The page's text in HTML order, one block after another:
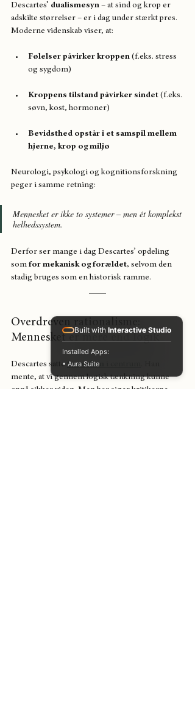
Descartes’ dualismesyn – at sind og krop er
adskilte størrelser – er i dag under stærkt pres.
Moderne videnskab viser, at:
Følelser påvirker kroppen (f.eks. stress
og sygdom)
Kroppens tilstand påvirker sindet (f.eks.
søvn, kost, hormoner)
Bevidsthed opstår i et samspil mellem
hjerne, krop og miljø
Neurologi, psykologi og kognitionsforskning
peger i samme retning:
Mennesket er ikke to systemer – men ét komplekst
helhedssystem.
Derfor ser mange i dag Descartes’ opdeling
som for mekanisk og forældet, selvom den
stadig bruges som en historisk ramme.
Overdreven rationalisme:
Mennesket er mere end logik
Descartes satte fornuften
mente, at vi gennem logisk tænkning kunne
opnå sikker viden. Men her siger kritikerne
Built with Interactive Studio
Installed Apps:
• Aura Suite